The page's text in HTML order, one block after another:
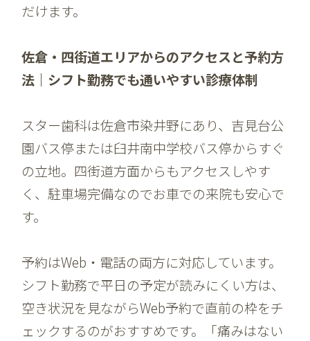
だけます。
佐倉・四街道エリアからのアクセスと予約方
法｜シフト勤務でも通いやすい診療体制
スター歯科は佐倉市染井野にあり、吉見台公
園バス停または臼井南中学校バス停からすぐ
の立地。四街道方面からもアクセスしやす
く、駐車場完備なのでお車での来院も安心で
す。
予約はWeb・電話の両方に対応しています。
シフト勤務で平日の予定が読みにくい方は、
空き状況を見ながらWeb予約で直前の枠をチ
ェックするのがおすすめです。「痛みはない